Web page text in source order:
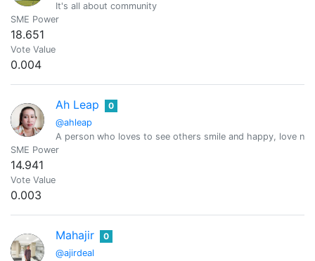
It's all about community
SME Power
18.651
Vote Value
0.004
Ah Leap
@ahleap
0
A person who loves to see others smile and happy, love
SME Power
14.941
Vote Value
0.003
Mahajir
@ajirdeal
0